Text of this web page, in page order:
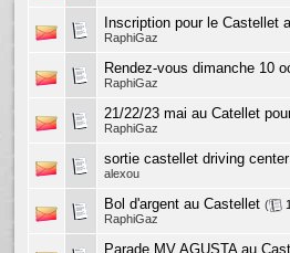
Inscription pour le Castellet
RaphiGaz
Rendez-vous dimanche 10
RaphiGaz
21/22/23 mai au Catellet
RaphiGaz
sortie castellet driving center
alexou
Bol d'argent au Castellet ( 1
RaphiGaz
Parade MV AGUSTA au